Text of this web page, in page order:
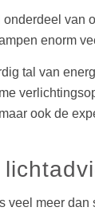
van
enorm
tal van
ook de
veel meer